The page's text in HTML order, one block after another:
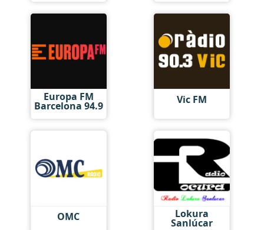
Europa FM
Barcelona 94.9 Vic FM
OMC Lokura
Sanlúcar